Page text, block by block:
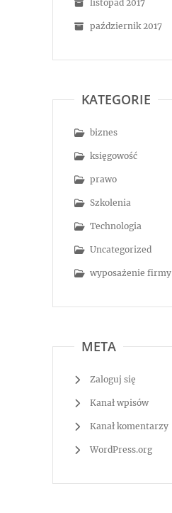
listopad 2017
październik 2017
KATEGORIE
biznes
księgowość
prawo
Szkolenia
Technologia
Uncategorized
wyposażenie firmy
META
Zaloguj się
Kanał wpisów
Kanał komentarzy
WordPress.org